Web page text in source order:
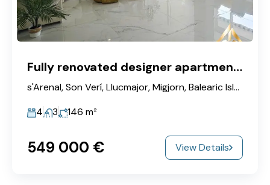
Fully renovated designer apartment with Mediterranean ambiance and open sea views, close to the beach.
s'Arenal, Son Verí, Llucmajor, Migjorn, Balearic Islands, 07600, Spain
4
3 146 m²
549‎ 000 € View Details